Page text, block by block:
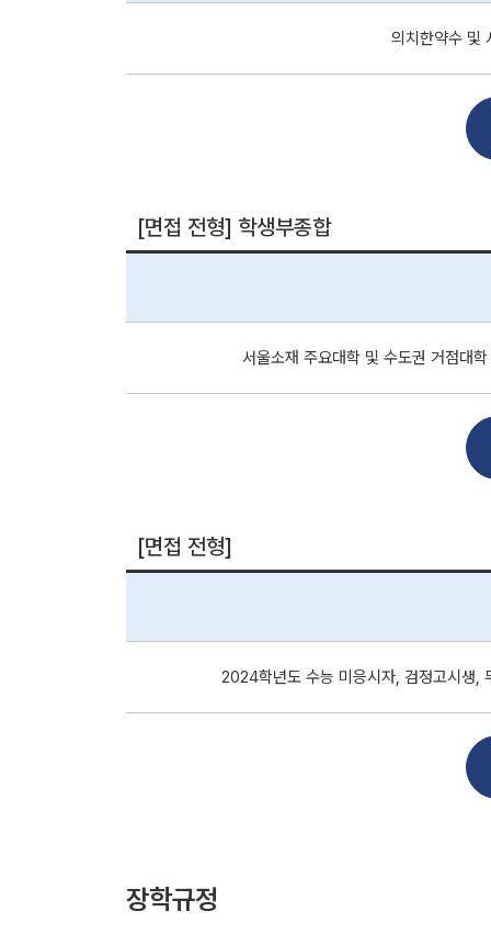
의치한약수 및
[면접 전형] 학생부종합
서울소재 주요대학 및 수도권 거점대
[면접 전형]
2024학년도 수능 미응시자, 검정고시생,
장학규정